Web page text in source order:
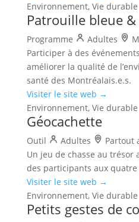
Environnement, Vie durable
Patrouille bleue
Programme Adultes
Participer à des
améliorer la qualité de
santé des Montréalais.e.s.
Visiter le site web →
Environnement, Vie durable
Géocachette
Outil Adultes
Partout
Un jeu de chasse au
des participants aux
Visiter le site web →
Environnement, Vie durable
Petits gestes de